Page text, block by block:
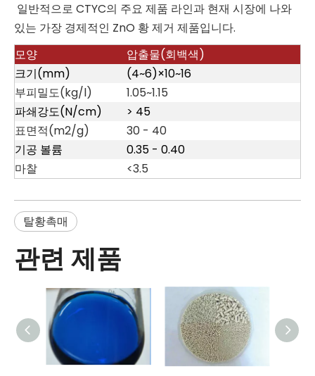
일반적으로 CTYC의 주요 제품 라인과 현재 시장에 나와
있는 가장 경제적인 ZnO 황 제거 제품입니다.
모양
압출물(회백색)
크기(mm)
(4~6)×10~16
부피밀도(kg/l)
1.05~1.15
파쇄강도(N/cm)
> 45
표면적(m2/g)
30 - 40
기공 볼륨
0.35 - 0.40
마찰
<3.5
탈황촉매
관련 제품